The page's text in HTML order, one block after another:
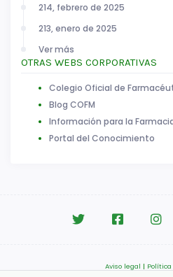
214, febrero de 2025
213, enero de 2025
Ver más
OTRAS WEBS CORPORATIVAS
Colegio Oficial de
Blog COFM
Información para la
Portal del Conocimiento
Aviso legal | Política